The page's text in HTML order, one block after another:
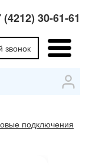
(4212) 30-61-61
звонок
подключения